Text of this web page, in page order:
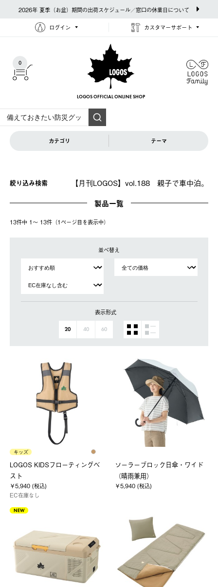
2026年 夏季（お盆）期間の出荷スケジュール／窓口の休業日について
ログイン カスタマーサポート
0
LOGOS OFFICIAL ONLINE SHOP
カテゴリ テーマ
絞り込み検索 【月刊LOGOS】vol.188 親子で車中泊。
製品一覧
13件中 1〜 13件（1ページ⽬を表⽰中）
並べ替え
表示形式
20 40 60
キッズ
LOGOS KIDSフローティングベ
スト
￥5,940 (税込)
EC在庫なし
ソーラーブロック日傘・ワイド
（晴雨兼用）
￥5,940 (税込)
NEW